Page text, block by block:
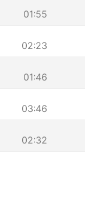
01:55
02:23
01:46
03:46
02:32